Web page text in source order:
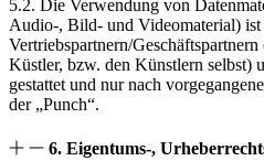
5.2. Die Verwendung von
Audio-, Bild- und Videomaterial) ist
Vertriebspartnern/
Küstler, bzw. den Künstlern selbst)
gestattet und nur nach
der „Punch“.
6. Eigentums-,